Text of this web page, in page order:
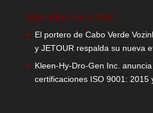
Entradas recientes
El portero de Cabo Verde
y JETOUR respalda su nueva
Kleen-Hy-Dro-Gen Inc.
certificaciones ISO 9001: 2015